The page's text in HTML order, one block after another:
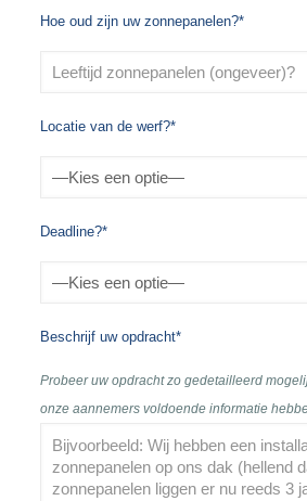
Hoe oud zijn uw zonnepanelen?*
Locatie van de werf?*
Deadline?*
Beschrijf uw opdracht*
Probeer uw opdracht zo gedetailleerd
onze aannemers voldoende informatie